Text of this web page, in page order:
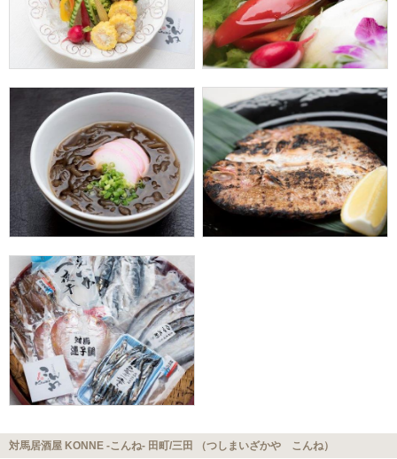
対馬居酒屋 KONNE -こんね- 田町/三田 （つしまいざかや こんね）